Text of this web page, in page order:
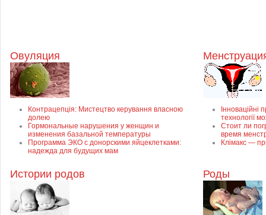
Овуляция
Контрацепція: Мистецтво керування власною
долею
Гормональные нарушения у женщин и
изменения базальной температуры
Программа ЭКО с донорскими яйцеклетками:
надежда для будущих мам
Інноваційні
технології
Стоит ли
время
Клімакс —
Истории родов Роды